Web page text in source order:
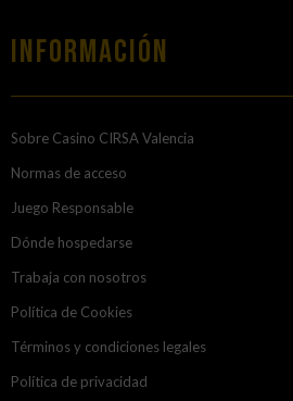
Información
Sobre Casino CIRSA Valencia
Normas de acceso
Juego Responsable
Dónde hospedarse
Trabaja con nosotros
Política de Cookies
Términos y condiciones legales
Política de privacidad